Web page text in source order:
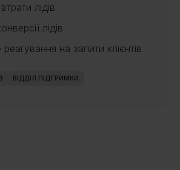
лідів
лідів
на запити клієнтів
ВІДДІЛ ПІДТРИМКИ